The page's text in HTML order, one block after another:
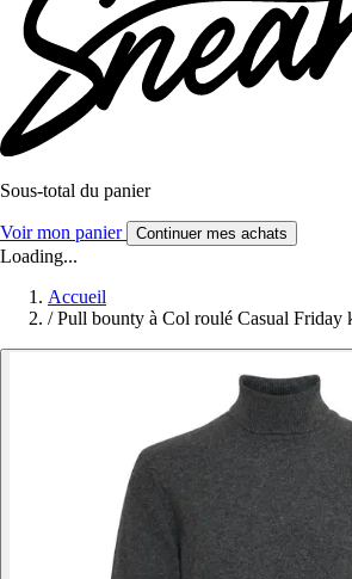
Sous-total du panier
Voir mon panier Continuer mes achats
Loading...
Accueil
/ Pull bounty à Col roulé Casual Friday